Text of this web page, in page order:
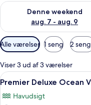
Denne weekend
aug. 7 - aug. 9
Tjek tilgængelighed for
Tilgængelige
filtre
for
værelser
Alle værelser 1 seng 2
Viser 3 ud af 3 værelser
Indlæs
alle
billeder
6
Premier Deluxe Ocean
Havudsigt